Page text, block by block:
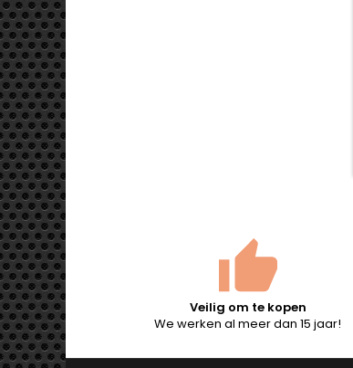
Veilig om te kopen
We werken al meer dan 15 jaar!